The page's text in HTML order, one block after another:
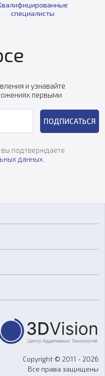
специалисты
и узнавайте
первыми
ПОДПИСАТЬСЯ
подтверждаете
данных.
литья
Copyright © 2011 - 2026
Все права защищены